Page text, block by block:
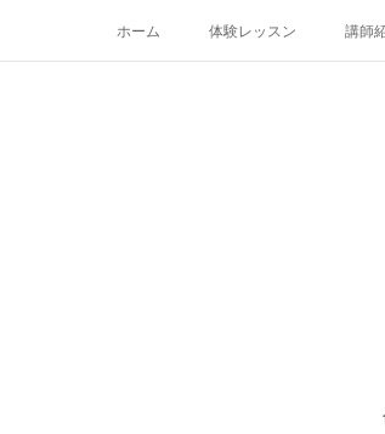
ホーム 体験レッスン 講師